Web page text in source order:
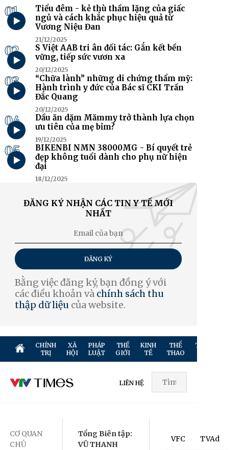
01
Tiểu đêm - kẻ thù thầm lặng của giấc
ngủ và cách khắc phục hiệu quả từ
Vương Niệu Đan
21/12/2025
02
S Việt AAB tri ân đối tác: Gắn kết bền
vững, tiếp sức vươn xa
20/12/2025
03
“Chữa lành” những di chứng thẩm mỹ:
Hành trình y đức của Bác sĩ CKI Trần
Đắc Quang
20/12/2025
04
Dầu ăn dặm Mămmy trở thành lựa chọn
ưu tiên của mẹ bỉm?
19/12/2025
05
BIKENBI NMN 38000MG - Bí quyết trẻ
đẹp không tuổi dành cho phụ nữ hiện
đại
18/12/2025
ĐĂNG KÝ NHẬN CÁC TIN Y TẾ MỚI
NHẤT
ĐĂNG KÝ
Bằng việc đăng ký, bạn đồng ý với
các điều khoản và chính sách thu
thập dữ liệu của website.
CHÍNH
TRỊ
XÃ
HỘI
PHÁP
LUẬT
THẾ
GIỚI
KINH
TẾ
THỂ
THAO
TRUYỀN
LIÊN HỆ
CƠ QUAN
CHỦ
Tổng Biên tập:
VŨ THANH
VFC TVAd